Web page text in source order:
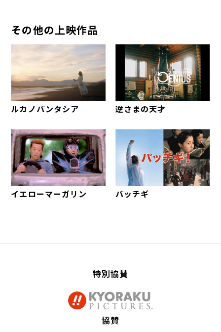
その他の上映作品
ルカノパンタシア 逆さまの天才
イエローマーガリン パッチギ
特別協賛
協賛